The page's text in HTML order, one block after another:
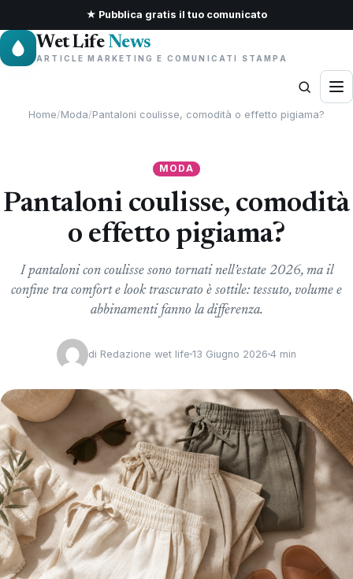
★ Pubblica gratis il tuo comunicato
Wet Life News
ARTICLE MARKETING E COMUNICATI STAMPA
Home/Moda/Pantaloni coulisse, comodità o effetto pigiama?
MODA
Pantaloni coulisse, comodità
o effetto pigiama?
I pantaloni con coulisse sono tornati nell’estate 2026, ma il
confine tra comfort e look trascurato è sottile: tessuto, volume e
abbinamenti fanno la differenza.
di Redazione wet life 13 Giugno 2026 4 min